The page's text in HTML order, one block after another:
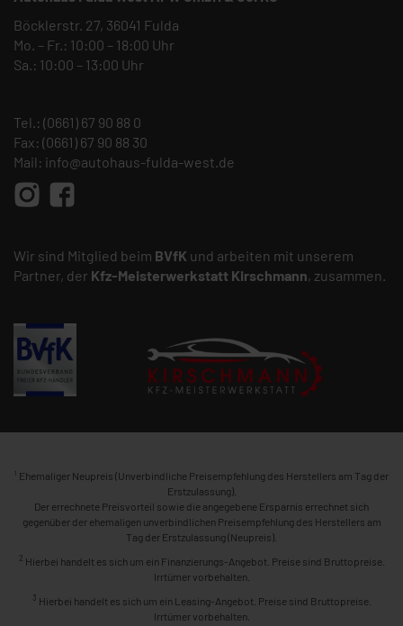
Böcklerstr. 27, 36041 Fulda
Mo. – Fr.: 10:00 – 18:00 Uhr
Sa.: 10:00 – 13:00 Uhr
Tel.: (0661) 67 90 88 0
Fax: (0661) 67 90 88 30
Mail: info@autohaus-fulda-west.de
Wir sind Mitglied beim BVfK und arbeiten mit unserem
Partner, der Kfz-Meisterwerkstatt Kirschmann, zusammen.
1 Ehemaliger Neupreis (Unverbindliche Preisempfehlung des Herstellers am Tag der
Erstzulassung).
Der errechnete Preisvorteil sowie die angegebene Ersparnis errechnet sich
gegenüber der ehemaligen unverbindlichen Preisempfehlung des Herstellers am
Tag der Erstzulassung (Neupreis).
2 Hierbei handelt es sich um ein Finanzierungs-Angebot. Preise sind Bruttopreise.
Irrtümer vorbehalten.
3 Hierbei handelt es sich um ein Leasing-Angebot. Preise sind Bruttopreise.
Irrtümer vorbehalten.